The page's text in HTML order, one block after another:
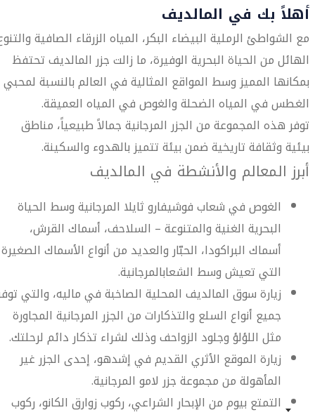
أهلاً بك في المالديف
مع الشواطئ الرملية البيضاء البكر، المياه الزرقاء الصافية
الهائل من الحياة البحرية الوفيرة، ما زالت جزر المالديف تحتفظ
بمكانها المميز وسط المواقع المثالية في العالم بالنسبة لمحبي
الغطس في المياه الضحلة والغوص في المياه العميقة.
توفر هذه المجموعة من الجزر المرجانية جمالاً طبيعياً، مناطق
بيئية وثقافة تاريخية ضمن بيئة تتميز بالهدوء والسكينة.
أبرز المعالم والأنشطة في المالديف
الغوص في شعاب فوشيفارو ثايلا المرجانية وسط الحياة
البحرية الغنية والمتنوعة – السلاحف، أسماك القرش،
أسماك البراكودا، الحبّار والعديد من أنواع الأسماك الصغيرة
التي تعيش وسط الشعابالمرجانية.
زيارة سوق المالديف المحلية الصاخبة في ماليه، والتي
جميع أنواع السلع والتذكارات من الجزر المرجانية المجاورة
مثل اللؤلؤ وجلود الزواحف وذلك لشراء تذكار دائم لرحلتك.
زيارة الموقع الأثري القديم في إشدهو، إحدى الجزر غير
المأهولة من مجموعة جزر لامو المرجانية.
التمتع بيوم من الإبحار الشراعي، ركوب زوارق الكانو، ركوب